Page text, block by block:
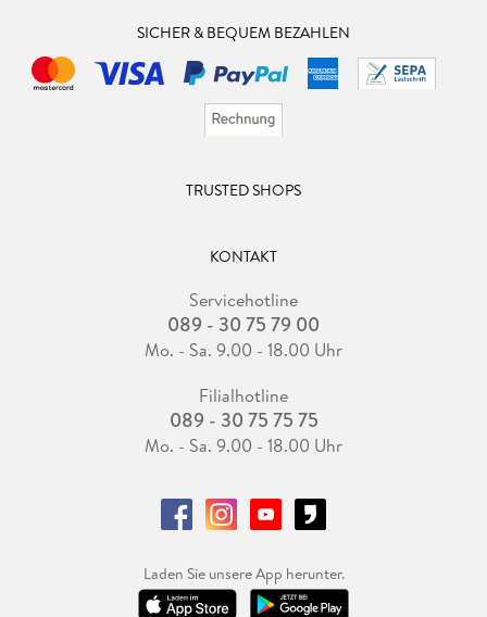
SICHER & BEQUEM BEZAHLEN
TRUSTED SHOPS
KONTAKT
Servicehotline
089 - 30 75 79 00
Mo. - Sa. 9.00 - 18.00 Uhr
Filialhotline
089 - 30 75 75 75
Mo. - Sa. 9.00 - 18.00 Uhr
Laden Sie unsere App herunter.